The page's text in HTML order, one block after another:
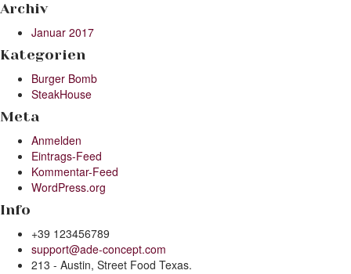
Archiv
Januar 2017
Kategorien
Burger Bomb
SteakHouse
Meta
Anmelden
Eintrags-Feed
Kommentar-Feed
WordPress.org
Info
+39 123456789
support@ade-concept.com
213 - Austin, Street Food Texas.